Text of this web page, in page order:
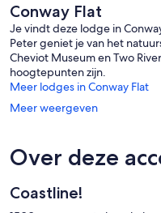
Conway Flat
Je vindt deze lodge in
Peter geniet je van het
Cheviot Museum en Two
hoogtepunten zijn.
Meer lodges in Conway Flat
Meer weergeven
Over deze
Coastline!